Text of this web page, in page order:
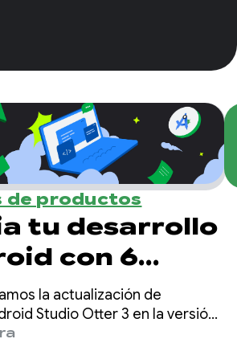
de productos
tu desarrollo
con 6
de
para Gemini
la actualización de
Studio Otter 3 en la versión
mejoras en el modo de